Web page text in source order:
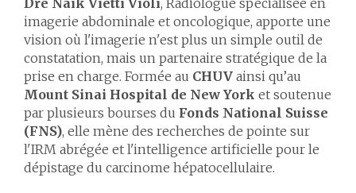
Dre Naïk Vietti Violi, Radiologue spécialisée en
imagerie abdominale et oncologique, apporte une
vision où l'imagerie n'est plus un simple outil de
constatation, mais un partenaire stratégique de la
prise en charge. Formée au CHUV ainsi qu’au
Mount Sinai Hospital de New York et soutenue
par plusieurs bourses du Fonds National Suisse
(FNS), elle mène des recherches de pointe sur
l'IRM abrégée et l'intelligence artificielle pour le
dépistage du carcinome hépatocellulaire.